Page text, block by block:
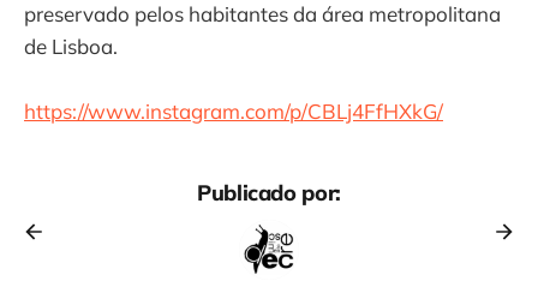
preservado pelos habitantes da área metropolitana
de Lisboa.
https://www.instagram.com/p/CBLj4FfHXkG/
Publicado por: